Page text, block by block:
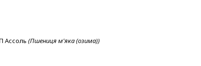
Ассоль (Пшениця м'яка (озима))